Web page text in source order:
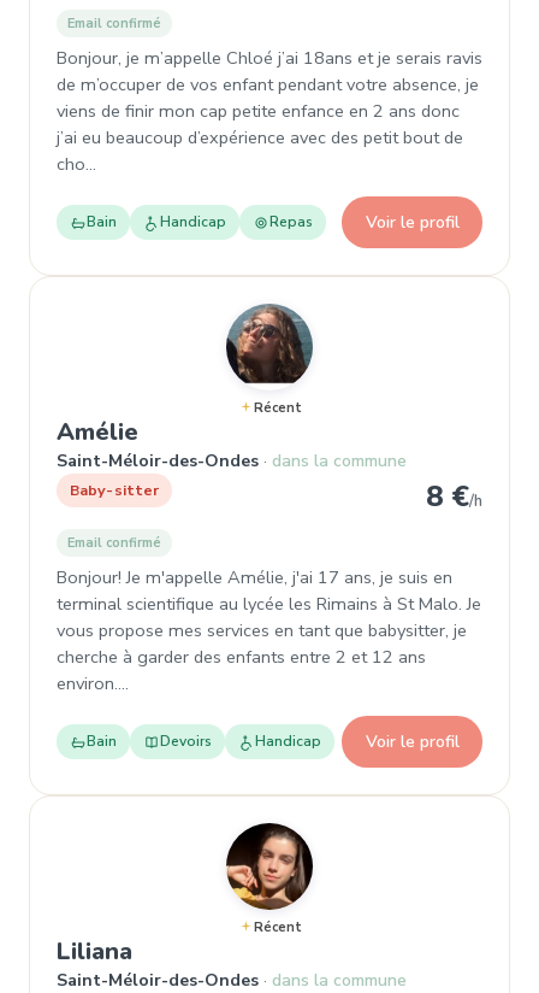
Email confirmé
Bonjour, je m’appelle Chloé j’ai 18ans et je serais ravis
de m’occuper de vos enfant pendant votre absence, je
viens de finir mon cap petite enfance en 2 ans donc
j’ai eu beaucoup d’expérience avec des petit bout de
cho…
Bain Handicap Repas Voir le profil
Récent
Amélie
Saint-Méloir-des-Ondes dans la commune
Baby-sitter 8 €/h
Email confirmé
Bonjour! Je m'appelle Amélie, j'ai 17 ans, je suis en
terminal scientifique au lycée les Rimains à St Malo. Je
vous propose mes services en tant que babysitter, je
cherche à garder des enfants entre 2 et 12 ans
environ.…
Bain Devoirs Handicap Voir le profil
Récent
Liliana
Saint-Méloir-des-Ondes dans la commune